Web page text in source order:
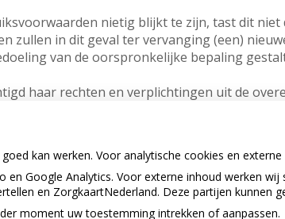
nietig blijkt te zijn, tast dit niet
zullen in dit geval ter vervanging (een)
van de oorspronkelijke bepaling
haar rechten en verplichtingen uit de
van deze gebruiksvoorwaarden kunt u
kan werken. Voor analytische cookies en
Google Analytics. Voor externe inhoud werken
en ZorgkaartNederland. Deze partijen kunnen
moment uw toestemming intrekken of aanpassen.